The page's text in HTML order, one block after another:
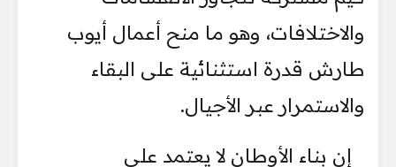
والاختلافات، وهو ما منح أعمال أيوب
طارش قدرة استثنائية على البقاء
والاستمرار عبر الأجيال.
إن بناء الأوطان لا يعتمد على